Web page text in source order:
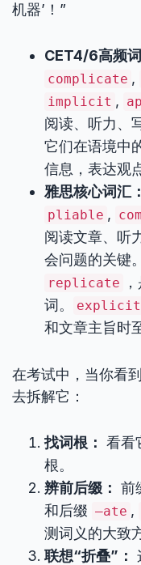
机器’！”
CET4/6高频词
complicate ,
implicit ,
阅读、听力、
它们在语境中
信息，表达观
雅思核心词汇：
pliable ,
阅读文章、听
会问题的关键
replicate
词。
explicit
和文章主旨时
在考试中，当你看
去拆解它：
找词根： 看看
根。
辨前后缀： 前
和后缀 –ate ,
测词义的大致
联想“折叠”：